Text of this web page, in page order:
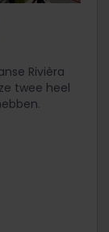
Rivièra
twee heel